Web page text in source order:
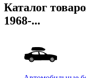
Каталог
1968-...